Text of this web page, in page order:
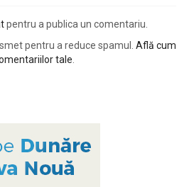
pentru a publica un comentariu.
pentru a reduce spamul. Află cum
tale